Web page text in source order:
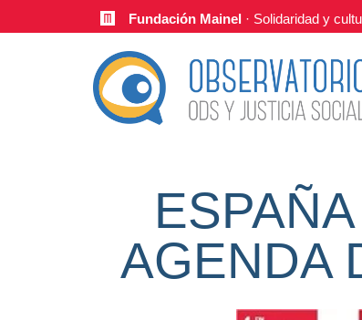
Fundación Mainel · Solidaridad y
AGENDA